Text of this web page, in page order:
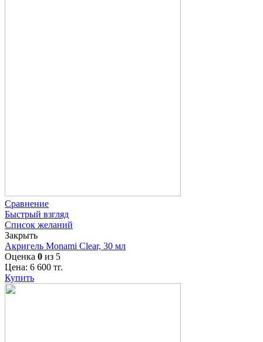
Сравнение
Быстрый взгляд
Список желаний
Закрыть
Акригель Monami Clear, 30 мл
Оценка 0 из 5
Цена: 6 600 тг.
Купить